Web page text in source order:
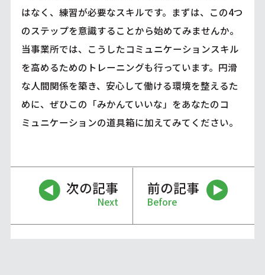
はなく、練習が必要なスキルです。まずは、この4つ
のステップを意識することから始めてみませんか。
当事業所では、こうしたコミュニケーションスキル
を高めるためのトレーニングも行っています。円滑
な人間関係を築き、安心して働ける環境を整えるた
めに、ぜひこの「みかんていいな」をあなたのコ
ミュニケーションの道具箱に加えてみてください。
次の記事
Next
前の記事
Before